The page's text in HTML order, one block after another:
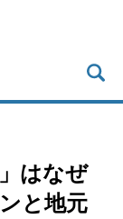
はなぜ
と地元